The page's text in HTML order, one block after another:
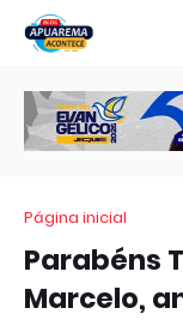
Página inicial
Parabéns
Marcelo,